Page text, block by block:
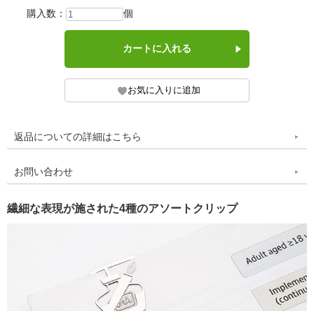
購入数： 個
返品についての詳細はこちら
お問い合わせ
繊細な表現が施された4種のアソートクリップ